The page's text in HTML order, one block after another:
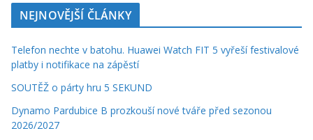
NEJNOVĚJŠÍ ČLÁNKY
Telefon nechte v batohu. Huawei Watch FIT 5 vyřeší festivalové
platby i notifikace na zápěstí
SOUTĚŽ o párty hru 5 SEKUND
Dynamo Pardubice B prozkouší nové tváře před sezonou
2026/2027